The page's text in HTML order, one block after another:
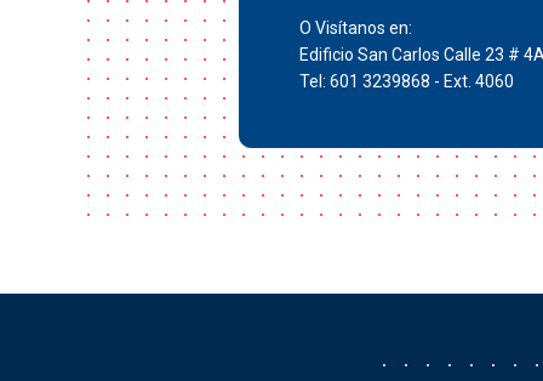
O Visítanos en:
Edificio San Carlos Calle 23 #
Tel: 601 3239868 - Ext. 4060